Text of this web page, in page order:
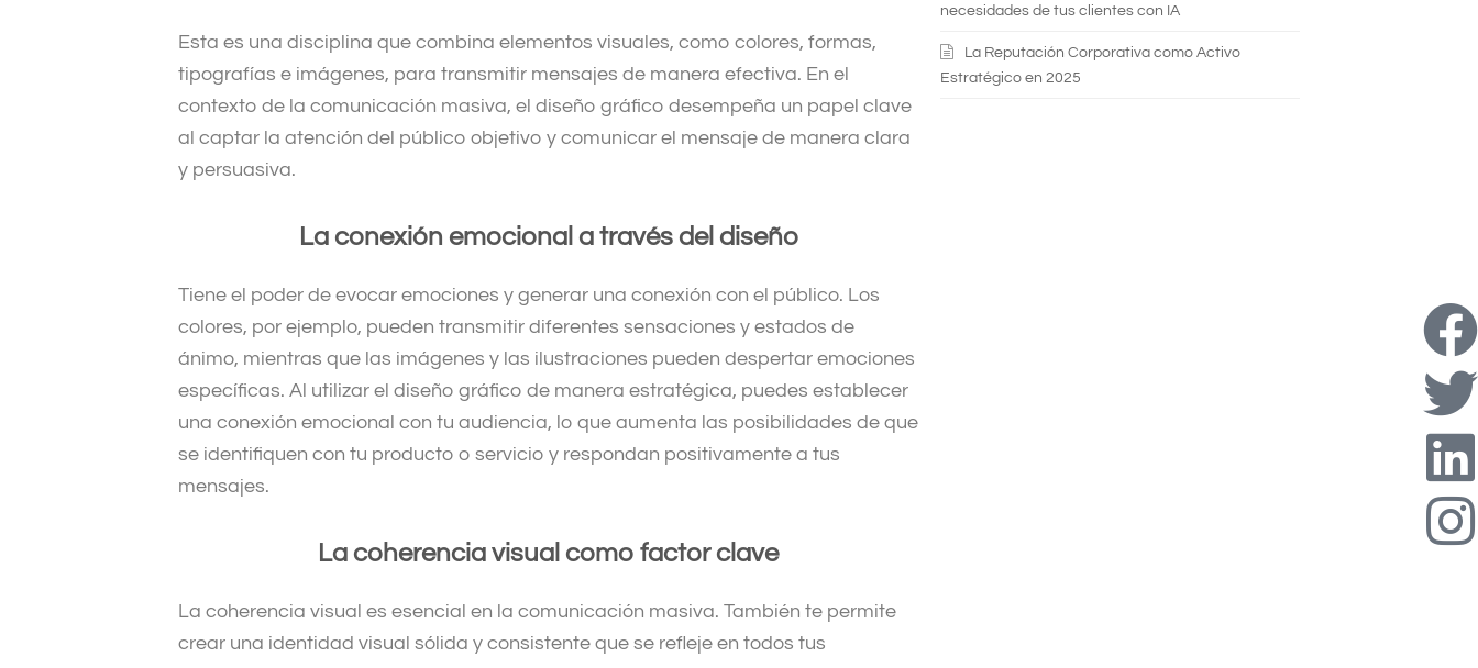
Esta es una disciplina que combina elementos visuales, como colores, formas,
tipografías e imágenes, para transmitir mensajes de manera efectiva. En el
contexto de la comunicación masiva, el diseño gráfico desempeña un papel clave
al captar la atención del público objetivo y comunicar el mensaje de manera clara
y persuasiva.
La conexión emocional a través del diseño
Tiene el poder de evocar emociones y generar una conexión con el público. Los
colores, por ejemplo, pueden transmitir diferentes sensaciones y estados de
ánimo, mientras que las imágenes y las ilustraciones pueden despertar emociones
específicas. Al utilizar el diseño gráfico de manera estratégica, puedes establecer
una conexión emocional con tu audiencia, lo que aumenta las posibilidades de que
se identifiquen con tu producto o servicio y respondan positivamente a tus
mensajes.
La coherencia visual como factor clave
La coherencia visual es esencial en la comunicación masiva. También te permite
crear una identidad visual sólida y consistente que se refleje en todos tus
necesidades de tus clientes con IA
La Reputación Corporativa como Activo
Estratégico en 2025